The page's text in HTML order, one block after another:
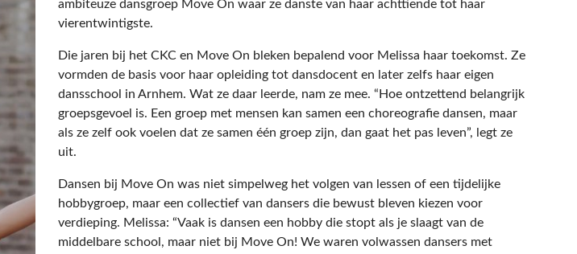
ambiteuze dansgroep Move On waar ze danste van haar achttiende tot haar
vierentwintigste.
Die jaren bij het CKC en Move On bleken bepalend voor Melissa haar toekomst. Ze
vormden de basis voor haar opleiding tot dansdocent en later zelfs haar eigen
dansschool in Arnhem. Wat ze daar leerde, nam ze mee. “Hoe ontzettend belangrijk
groepsgevoel is. Een groep met mensen kan samen een choreografie dansen, maar
als ze zelf ook voelen dat ze samen één groep zijn, dan gaat het pas leven”, legt ze
uit.
Dansen bij Move On was niet simpelweg het volgen van lessen of een tijdelijke
hobbygroep, maar een collectief van dansers die bewust bleven kiezen voor
verdieping. Melissa: “Vaak is dansen een hobby die stopt als je slaagt van de
middelbare school, maar niet bij Move On! We waren volwassen dansers met